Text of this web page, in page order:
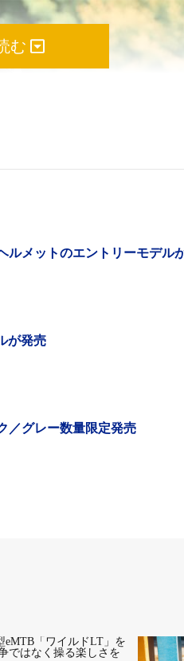
移動できる。外の景色を一
む
ルメットのエントリーモデル
が発売
／グレー数量限定発売